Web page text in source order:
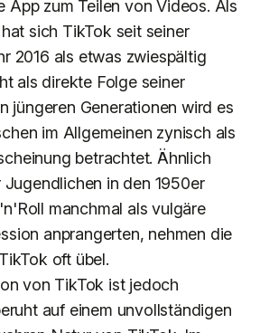
App zum Teilen von Videos. Als
sich TikTok seit seiner
2016 als etwas zwiespältig
als direkte Folge seiner
jüngeren Generationen wird es
im Allgemeinen zynisch als
betrachtet. Ähnlich
in den 1950er
manchmal als vulgäre
anprangerten, nehmen die
oft übel.
von TikTok ist jedoch
auf einem unvollständigen